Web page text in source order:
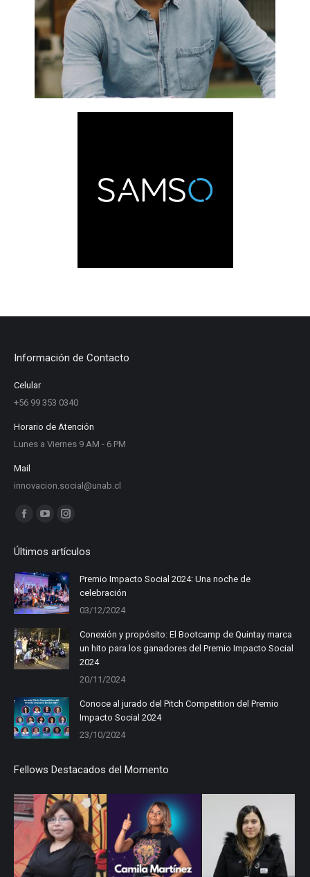
Información de Contacto
Celular
+56 99 353 0340
Horario de Atención
Lunes a Viernes 9 AM - 6 PM
Mail
innovacion.social@unab.cl
Find us on:
Facebook
opens
in
new
window
YouTube
opens
in
new
window
Instagram
opens
in
new
window
Últimos artículos
Premio Impacto Social 2024: Una noche de
celebración
03/12/2024
Conexión y propósito: El Bootcamp de Quintay marca
un hito para los ganadores del Premio Impacto Social
2024
20/11/2024
Conoce al jurado del Pitch Competition del Premio
Impacto Social 2024
23/10/2024
Fellows Destacados del Momento